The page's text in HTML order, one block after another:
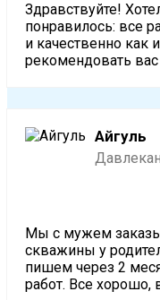
Здравствуйте!
понравилось: все
и качественно как
рекомендовать
Айгуль
Мы с мужем
скважины у
пишем через 2
работ. Все хорошо,